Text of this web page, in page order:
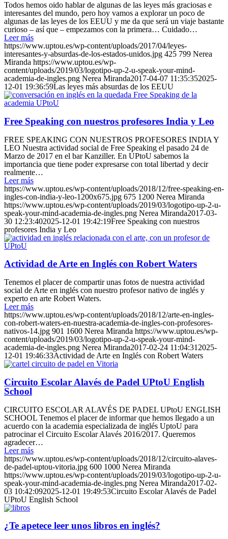
Todos hemos oido hablar de algunas de las leyes más graciosas e
interesantes del mundo, pero hoy vamos a explorar un poco de
algunas de las leyes de los EEUU y me da que será un viaje bastante
curioso – así que – empezamos con la primera… Cuidado…
Leer más
https://www.uptou.es/wp-content/uploads/2017/04/leyes-
interesantes-y-absurdas-de-los-estados-unidos.jpg 425 799 Nerea
Miranda https://www.uptou.es/wp-
content/uploads/2019/03/logotipo-up-2-u-speak-your-mind-
academia-de-ingles.png Nerea Miranda2017-04-07 11:35:352025-
12-01 19:36:59Las leyes más absurdas de los EEUU
Free Speaking con nuestros profesores India y Leo
FREE SPEAKING CON NUESTROS PROFESORES INDIA Y
LEO Nuestra actividad social de Free Speaking el pasado 24 de
Marzo de 2017 en el bar Kanziller. En UPtoU sabemos la
importancia que tiene poder expresarse con total libertad y decir
realmente…
Leer más
https://www.uptou.es/wp-content/uploads/2018/12/free-speaking-en-
ingles-con-india-y-leo-1200x675.jpg 675 1200 Nerea Miranda
https://www.uptou.es/wp-content/uploads/2019/03/logotipo-up-2-u-
speak-your-mind-academia-de-ingles.png Nerea Miranda2017-03-
30 12:23:402025-12-01 19:42:19Free Speaking con nuestros
profesores India y Leo
Actividad de Arte en Inglés con Robert Waters
Tenemos el placer de compartir unas fotos de nuestra actividad
social de Arte en inglés con nuestro profesor nativo de inglés y
experto en arte Robert Waters.
Leer más
https://www.uptou.es/wp-content/uploads/2018/12/arte-en-ingles-
con-robert-waters-en-nuestra-academia-de-ingles-con-profesores-
nativos-14.jpg 901 1600 Nerea Miranda https://www.uptou.es/wp-
content/uploads/2019/03/logotipo-up-2-u-speak-your-mind-
academia-de-ingles.png Nerea Miranda2017-02-24 11:04:31 2025-
12-01 19:46:33Actividad de Arte en Inglés con Robert Waters
Circuito Escolar Alavés de Padel UPtoU English
School
CIRCUITO ESCOLAR ALAVÉS DE PADEL UPtoU ENGLISH
SCHOOL Tenemos el placer de informar que hemos llegado a un
acuerdo con la academia especializada de inglés UptoU para
patrocinar el Circuito Escolar Alavés 2016/2017. Queremos
agradecer…
Leer más
https://www.uptou.es/wp-content/uploads/2018/12/circuito-alaves-
de-padel-uptou-vitoria.jpg 600 1000 Nerea Miranda
https://www.uptou.es/wp-content/uploads/2019/03/logotipo-up-2-u-
speak-your-mind-academia-de-ingles.png Nerea Miranda2017-02-
03 10:42:092025-12-01 19:49:53Circuito Escolar Alavés de Padel
UPtoU English School
¿Te apetece leer unos libros en inglés?